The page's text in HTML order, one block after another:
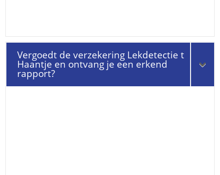
Vergoedt de verzekering Lekdetectie t
Haantje en ontvang je een erkend
rapport?